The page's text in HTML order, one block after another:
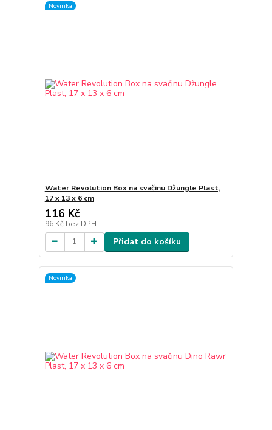
Novinka
Water Revolution Box na svačinu Džungle Plast,
17 x 13 x 6 cm
116 Kč
96 Kč bez DPH
Přidat do košíku
Novinka